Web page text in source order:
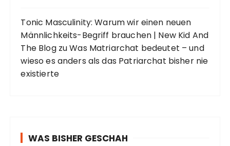
Tonic Masculinity: Warum wir einen neuen
Männlichkeits-Begriff brauchen | New Kid And
The BlogzuWas Matriarchat bedeutet – und
wieso es anders als das Patriarchat bisher nie
existierte
WAS BISHER GESCHAH